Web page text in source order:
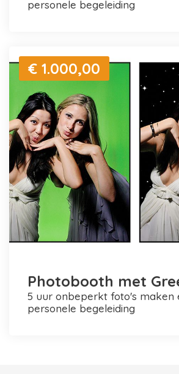
personele begeleiding
€ 1.000,00
Photobooth met
5 uur onbeperkt foto's maken en printen +
personele begeleiding